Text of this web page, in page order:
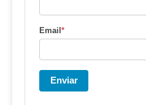
Email*
Enviar